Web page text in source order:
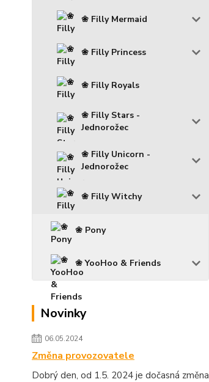
❀ Filly Mermaid
❀ Filly Princess
❀ Filly Royals
❀ Filly Stars -
Jednorožec
❀ Filly Unicorn -
Jednorožec
❀ Filly Witchy
❀ Pony
❀ YooHoo & Friends
Novinky
06.05.2024
Změna provozovatele
Dobrý den, od 1.5. 2024 je dočasná změna